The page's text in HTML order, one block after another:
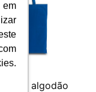
100% algodão